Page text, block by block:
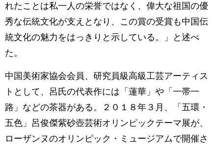
れたことは私一人の栄誉ではなく、偉大な祖国の優
秀な伝統文化が支えとなり、この賞の受賞も中国伝
統文化の魅力をはっきりと示している。」と述べ
た。
中国美術家協会会員、研究員級高級工芸アーティス
トとして、呂氏の代表作には「蓮華」や「一帯一
路」などの茶器がある。２０１８年３月、「五環・
五色」呂俊傑紫砂壺芸術オリンピックテーマ展が、
ローザンヌのオリンピック・ミュージアムで開催さ